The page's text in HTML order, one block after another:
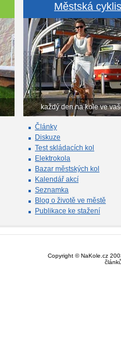
Městská
každý den na kole ve
Články
Diskuze
Test skládacích kol
Elektrokola
Bazar městských kol
Kalendář akcí
Seznamka
Blog o životě ve městě
Publikace ke stažení
Copyright © NaKole.cz